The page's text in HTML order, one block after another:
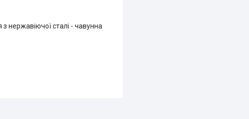
нержавіючої сталі - чавунна